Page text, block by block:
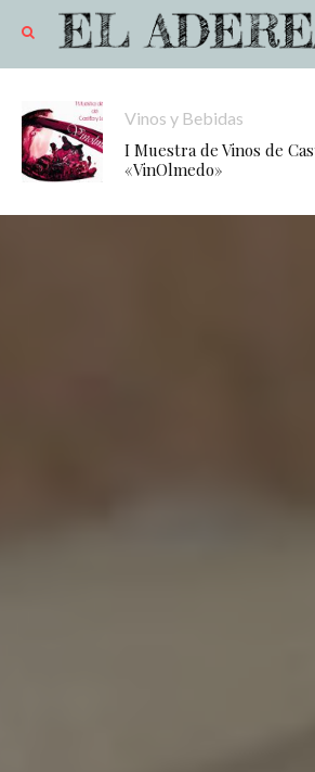
Vinos y Bebidas
I Muestra de Vinos de
«VinOlmedo»